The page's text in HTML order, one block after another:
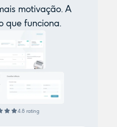
motivação. A
que funciona.
4.8 rating